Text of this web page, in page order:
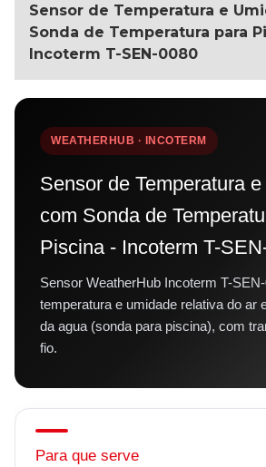
Sensor de Temperatura e
Sonda de Temperatura para
Incoterm T-SEN-0080
WEATHERHUB · INCOTERM
Sensor de Temperatura
com Sonda de
Piscina - Incoterm T-
Sensor WeatherHub Incoterm T-
temperatura e umidade relativa do ar
da agua (sonda para piscina), com
fio.
Para que serve